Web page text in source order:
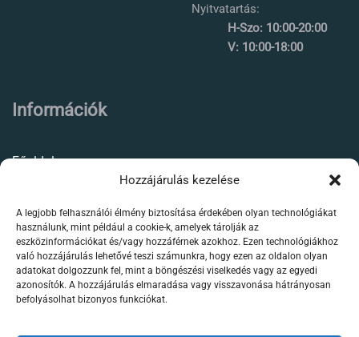
Hozzájárulás kezelése
A legjobb felhasználói élmény biztosítása érdekében olyan technológiákat
használunk, mint például a cookie-k, amelyek tárolják az
eszközinformációkat és/vagy hozzáférnek azokhoz. Ezen technológiákhoz
való hozzájárulás lehetővé teszi számunkra, hogy ezen az oldalon olyan
adatokat dolgozzunk fel, mint a böngészési viselkedés vagy az egyedi
azonosítók. A hozzájárulás elmaradása vagy visszavonása hátrányosan
befolyásolhat bizonyos funkciókat.
Nyitvatartás:
H-Szo: 10:00-20:00
V: 10:00-18:00
Információk
Főoldal
Élőállat kereskedés
Forgalmazott termékeink
Szaktanácsadás /